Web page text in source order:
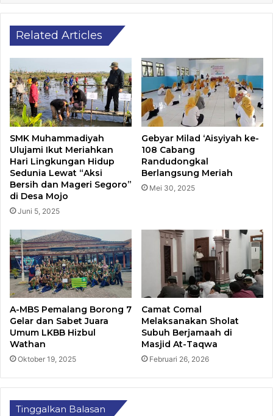
Related Articles
SMK Muhammadiyah
Ulujami Ikut Meriahkan
Hari Lingkungan Hidup
Sedunia Lewat “Aksi
Bersih dan Mageri Segoro”
di Desa Mojo
Juni 5, 2025
Gebyar Milad ‘Aisyiyah ke-
108 Cabang
Randudongkal
Berlangsung Meriah
Mei 30, 2025
A-MBS Pemalang Borong 7
Gelar dan Sabet Juara
Umum LKBB Hizbul
Wathan
Oktober 19, 2025
Camat Comal
Melaksanakan Sholat
Subuh Berjamaah di
Masjid At-Taqwa
Februari 26, 2026
Tinggalkan Balasan